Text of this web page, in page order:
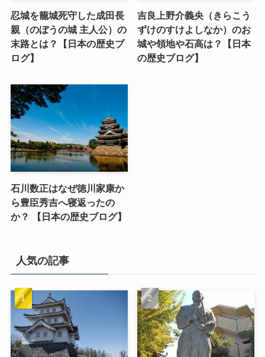
忍城を籠城死守した成田長
親（のぼうの城 主人公）の
末路とは？【日本の歴史ブ
ログ】
吉良上野介義央（きらこう
ずけのすけよしなか）のお
城や領地や石高は？【日本
の歴史ブログ】
石川数正はなぜ徳川家康か
ら豊臣秀吉へ寝返ったの
か？ 【日本の歴史ブログ】
人気の記事